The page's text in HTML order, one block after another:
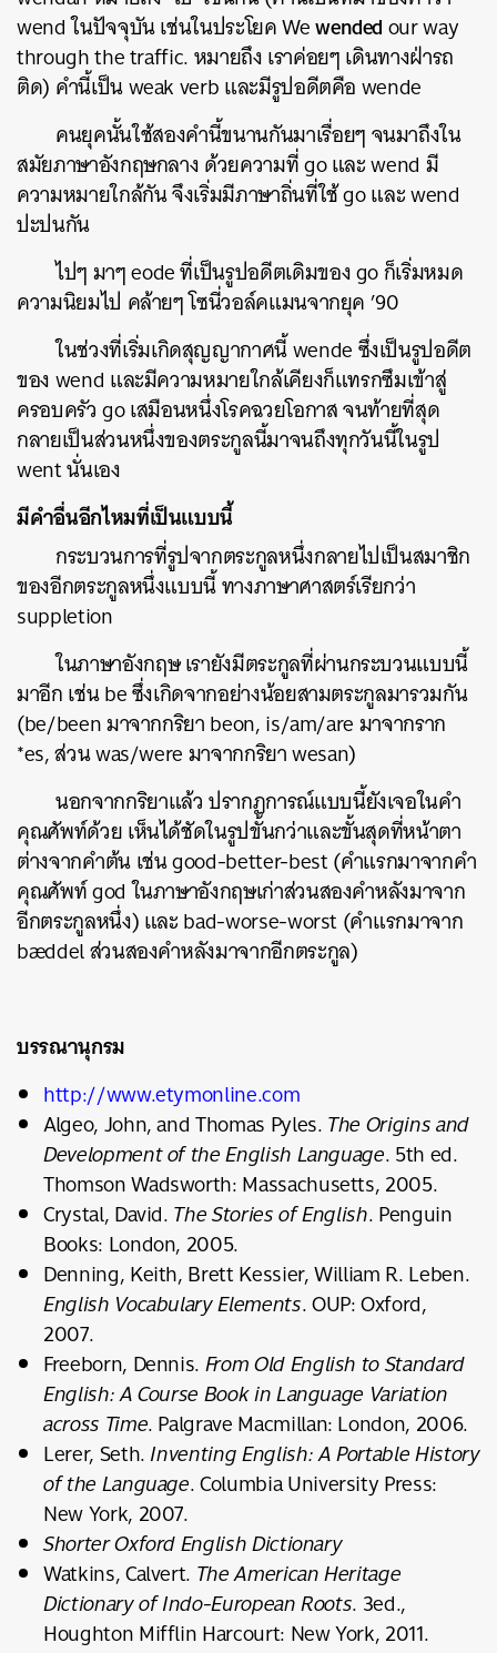
wend ในปัจจุบัน เช่นในประโยค Wewendedour way
through the traffic. หมายถึง เราค่อยๆ เดินทางฝ่ารถ
ติด) คำนี้เป็น weak verb และมีรูปอดีตคือ wende
คนยุคนั้นใช้สองคำนี้ขนานกันมาเรื่อยๆ จนมาถึงใน
สมัยภาษาอังกฤษกลาง ด้วยความที่ go และ wend มี
ความหมายใกล้กัน จึงเริ่มมีภาษาถิ่นที่ใช้ go และ wend
ปะปนกัน
ไปๆ มาๆ eode ที่เป็นรูปอดีตเดิมของ go ก็เริ่มหมด
ความนิยมไป คล้ายๆ โซนี่วอล์คแมนจากยุค ’90
ในช่วงที่เริ่มเกิดสุญญากาศนี้ wende ซึ่งเป็นรูปอดีต
ของ wend และมีความหมายใกล้เคียงก็แทรกซึมเข้าสู่
ครอบครัว go เสมือนหนึ่งโรคฉวยโอกาส จนท้ายที่สุด
กลายเป็นส่วนหนึ่งของตระกูลนี้มาจนถึงทุกวันนี้ในรูป
went นั่นเอง
มีคำอื่นอีกไหมที่เป็นแบบนี้
กระบวนการที่รูปจากตระกูลหนึ่งกลายไปเป็นสมาชิก
ของอีกตระกูลหนึ่งแบบนี้ ทางภาษาศาสตร์เรียกว่า
suppletion
ในภาษาอังกฤษ เรายังมีตระกูลที่ผ่านกระบวนแบบนี้
มาอีก เช่น be ซึ่งเกิดจากอย่างน้อยสามตระกูลมารวมกัน
(be/been มาจากกริยา beon, is/am/are มาจากราก
*es, ส่วน was/were มาจากกริยา wesan)
นอกจากกริยาแล้ว ปรากฏการณ์แบบนี้ยังเจอในคำ
คุณศัพท์ด้วย เห็นได้ชัดในรูปขั้นกว่าและขั้นสุดที่หน้าตา
ต่างจากคำต้น เช่น good-better-best (คำแรกมาจากคำ
คุณศัพท์ god ในภาษาอังกฤษเก่าส่วนสองคำหลังมาจาก
อีกตระกูลหนึ่ง) และ bad-worse-worst (คำแรกมาจาก
bæddel ส่วนสองคำหลังมาจากอีกตระกูล)
บรรณานุกรม
http://www.etymonline.com
Algeo, John, and Thomas Pyles.The Origins and
Development of the English Language. 5thed.
Thomson Wadsworth: Massachusetts, 2005.
Crystal, David.The Stories of English. Penguin
Books: London, 2005.
Denning, Keith, Brett Kessier, William R. Leben.
English Vocabulary Elements. OUP: Oxford,
2007.
Freeborn, Dennis.From Old English to Standard
English: A Course Book in Language Variation
across Time. Palgrave Macmillan: London, 2006.
Lerer, Seth.Inventing English: A Portable History
of the Language. Columbia University Press:
New York, 2007.
Shorter Oxford English Dictionary
Watkins, Calvert. The American Heritage
Dictionary of Indo-European Roots. 3ed.,
Houghton Mifflin Harcourt: New York, 2011.
ค้นหา
SHARE TWEET LINE EMAIL